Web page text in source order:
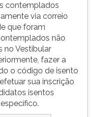
contemplados
via correio
que foram
não
no Vestibular
fazer a
o código de isento
sua inscrição
isentos